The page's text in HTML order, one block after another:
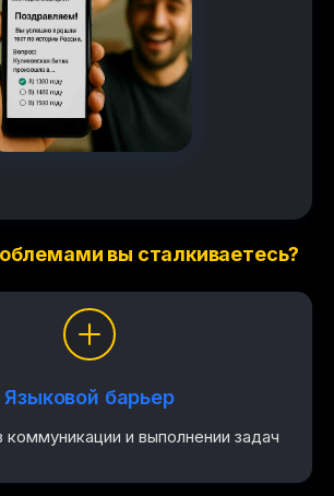
вы сталкиваетесь?
Языковой барьер
и выполнении задач